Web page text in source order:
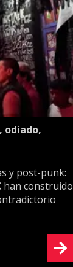
odiado,
y post-punk:
han construido